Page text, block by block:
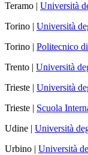
Teramo | Università
Torino | Università
Torino | Politecnico
Trento | Università
Trieste | Università
Trieste | Scuola
Udine | Università
Urbino | Università